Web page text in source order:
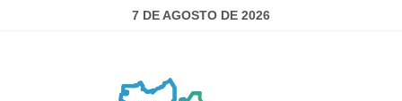
7 DE AGOSTO DE 2026